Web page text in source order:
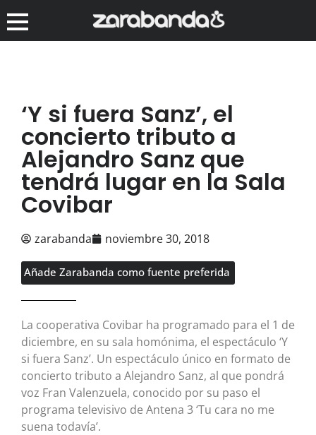
‘Y si fuera Sanz’, el
concierto tributo a
Alejandro Sanz que
tendrá lugar en la Sala
Covibar
zarabanda noviembre 30, 2018
Añade Zarabanda como fuente preferida
La cooperativa Covibar ha programado para el 1 de
diciembre, en su sala homónima, el espectáculo ‘Y
si fuera Sanz’. Un espectáculo único en formato de
concierto tributo a Alejandro Sanz, al que pondrá
voz Fran Valenzuela, conocido por su paso el
programa televisivo de Antena 3 ‘Tu cara no me
suena todavía’.